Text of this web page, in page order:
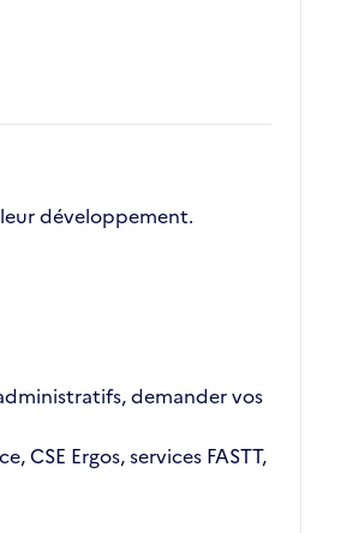
développement.
demander vos
Ergos, services FASTT,